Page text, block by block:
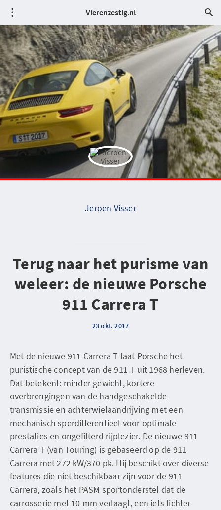
Vierenzestig.nl
Jeroen Visser
Terug naar het purisme van
weleer: de nieuwe Porsche
911 Carrera T
23 okt. 2017
Met de nieuwe 911 Carrera T laat Porsche het
puristische concept van de 911 T uit 1968 herleven.
Dat betekent: minder gewicht, kortere
overbrengingen van de handgeschakelde
transmissie en achterwielaandrijving met een
mechanisch sperdifferentieel voor optimale
prestaties en ongefilterd rijplezier. De nieuwe 911
Carrera T (van Touring) is gebaseerd op de 911
Carrera met 272 kW/370 pk. Hij beschikt over diverse
features die niet beschikbaar zijn voor de 911
Carrera, zoals het PASM sportonderstel dat de
carrosserie met 10 mm verlaagt, een iets lichter